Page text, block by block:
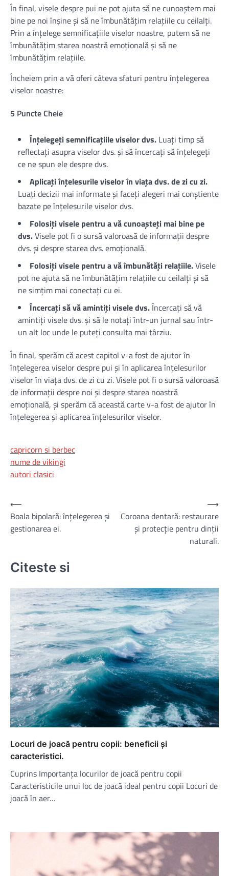
În final, visele despre pui ne pot ajuta să ne cunoaștem mai
bine pe noi înșine și să ne îmbunătățim relațiile cu ceilalți.
Prin a înțelege semnificațiile viselor noastre, putem să ne
îmbunătățim starea noastră emoțională și să ne
îmbunătățim relațiile.
Încheiem prin a vă oferi câteva sfaturi pentru înțelegerea
viselor noastre:
5 Puncte Cheie
Înțelegeți semnificațiile viselor dvs. Luați timp să
reflectați asupra viselor dvs. și să încercați să înțelegeți
ce ne spun ele despre dvs.
Aplicați înțelesurile viselor în viața dvs. de zi cu zi.
Luați decizii mai informate și faceți alegeri mai conștiente
bazate pe înțelesurile viselor dvs.
Folosiți visele pentru a vă cunoașteți mai bine pe
dvs.Visele pot fi o sursă valoroasă de informații despre
dvs. și despre starea dvs. emoțională.
Folosiți visele pentru a vă îmbunătăți relațiile.Visele
pot ne ajuta să ne îmbunătățim relațiile cu ceilalți și să
ne simțim mai conectați cu ei.
Încercați să vă amintiți visele dvs.Încercați să vă
amintiți visele dvs. și să le notați într-un jurnal sau într-
un alt loc unde le puteți consulta mai târziu.
În final, sperăm că acest capitol v-a fost de ajutor în
înțelegerea viselor despre pui și în aplicarea înțelesurilor
viselor în viața dvs. de zi cu zi. Visele pot fi o sursă valoroasă
de informații despre noi și despre starea noastră
emoțională, și sperăm că această carte v-a fost de ajutor în
înțelegerea și aplicarea înțelesurilor viselor.
capricorn si berbec
nume de vikingi
autori clasici
Navigare
în
articole
⟵
Boala bipolară: înțelegerea și
gestionarea ei.
Coroana dentară: restaurare
și protecție pentru dinții
naturali.
⟶
Citeste si
Locuri de joacă pentru copii: beneficii și
caracteristici.
Cuprins Importanța locurilor de joacă pentru copii
Caracteristicile unui loc de joacă ideal pentru copii Locuri de
joacă în aer…